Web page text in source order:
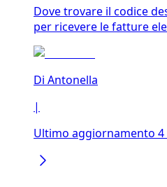
Dove trovare il codice
per ricevere le fatture
Di Antonella
|
Ultimo aggiornamento 4